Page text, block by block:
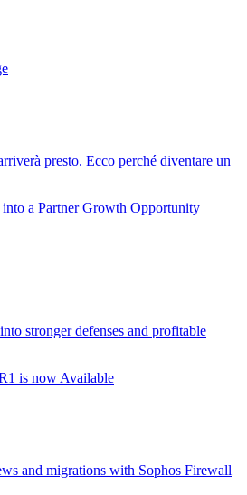
presto. Ecco perché diventare un
stronger defenses and profitable
and migrations with Sophos Firewall